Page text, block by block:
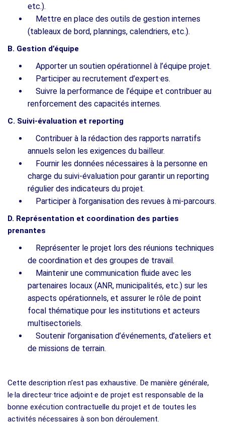
etc.).
Mettre en place des outils de gestion internes
(tableaux de bord, plannings, calendriers, etc.).
B. Gestion d’équipe
Apporter un soutien opérationnel à l’équipe projet.
Participer au recrutement d’expert·es.
Suivre la performance de l’équipe et contribuer au
renforcement des capacités internes.
C. Suivi-évaluation et reporting
Contribuer à la rédaction des rapports narratifs
annuels selon les exigences du bailleur.
Fournir les données nécessaires à la personne en
charge du suivi-évaluation pour garantir un reporting
régulier des indicateurs du projet.
Participer à l’organisation des revues à mi-parcours.
D. Représentation et coordination des parties
prenantes
Représenter le projet lors des réunions techniques
de coordination et des groupes de travail.
Maintenir une communication fluide avec les
partenaires locaux (ANR, municipalités, etc.) sur les
aspects opérationnels, et assurer le rôle de point
focal thématique pour les institutions et acteurs
multisectoriels.
Soutenir l’organisation d’événements, d’ateliers et
de missions de terrain.
Cette description n’est pas exhaustive. De manière générale,
le·la directeur·trice adjoint·e de projet est responsable de la
bonne exécution contractuelle du projet et de toutes les
activités nécessaires à son bon déroulement.